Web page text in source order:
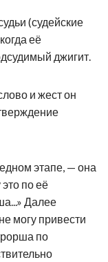
(судейские
её
джигит.
и жест он
этапе, — она
по её
Далее
могу привести
по